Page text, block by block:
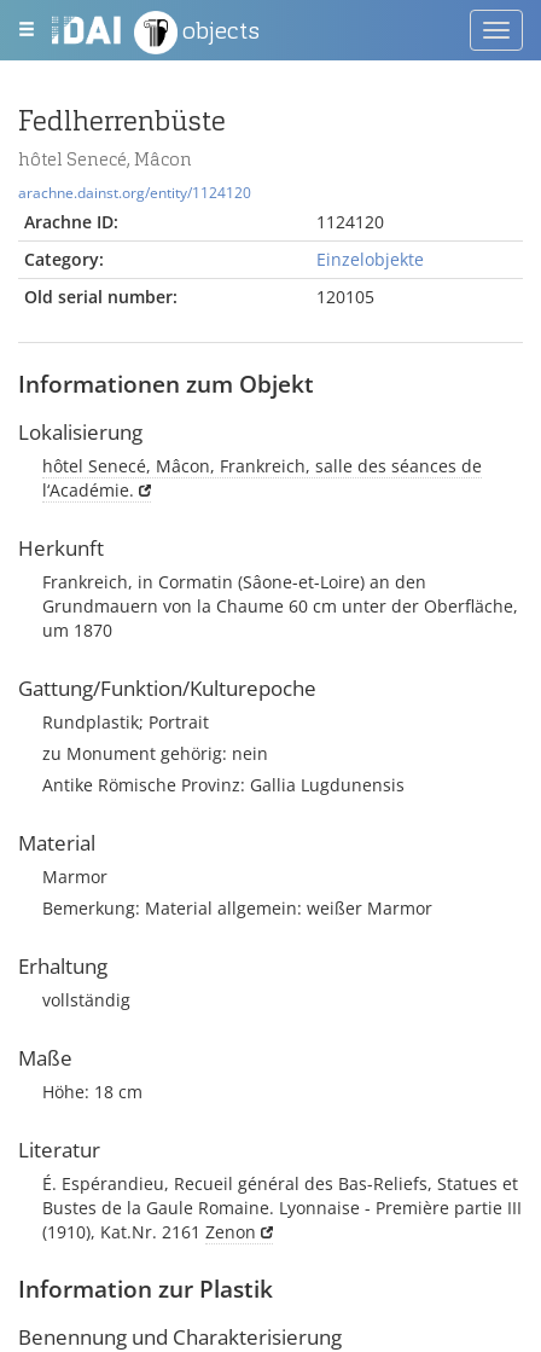
objects
Fedlherrenbüste
hôtel Senecé, Mâcon
arachne.dainst.org/entity/1124120
Arachne ID:
1124120
Category:
Einzelobjekte
Old serial number:
120105
Informationen zum Objekt
Lokalisierung
hôtel Senecé, Mâcon, Frankreich, salle des séances de
l‘Académie.
Herkunft
Frankreich, in Cormatin (Sâone-et-Loire) an den
Grundmauern von la Chaume 60 cm unter der Oberfläche,
um 1870
Gattung/Funktion/Kulturepoche
Rundplastik; Portrait
zu Monument gehörig: nein
Antike Römische Provinz: Gallia Lugdunensis
Material
Marmor
Bemerkung: Material allgemein: weißer Marmor
Erhaltung
vollständig
Maße
Höhe: 18 cm
Literatur
É. Espérandieu, Recueil général des Bas-Reliefs, Statues et
Bustes de la Gaule Romaine. Lyonnaise - Première partie III
(1910), Kat.Nr. 2161 Zenon
Information zur Plastik
Benennung und Charakterisierung